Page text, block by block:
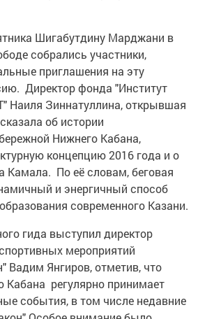
Шигабутдину Марджани в
собрались участники,
приглашения на эту
Директор фонда "Институт
Наиля Зиннатуллина, открывшая
об истории
Нижнего Кабана,
концепцию 2016 года и о
Камала. По её словам, беговая
и энергичный способ
современного Казани.
гида выступил директор
мероприятий
Вадим Янгиров, отметив, что
Кабана регулярно принимает
события, в том числе недавние